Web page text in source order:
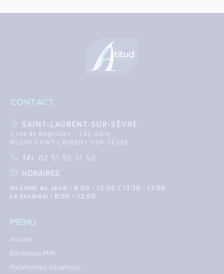
CONTACT
SAINT-LAURENT-SUR-SÈVRE
3 rue de Bégrolles - ZAE Gare
85290 SAINT-LAURENT-SUR-SÈVRE
Tél. 02 51 92 31 52
HORAIRES
du Lundi au Jeudi : 8:00 - 12:00 / 13:30 - 17:00
Le Vendredi : 8:00 - 12:00
MENU
Accueil
Élévateurs PMR
Plateformes élévatrices